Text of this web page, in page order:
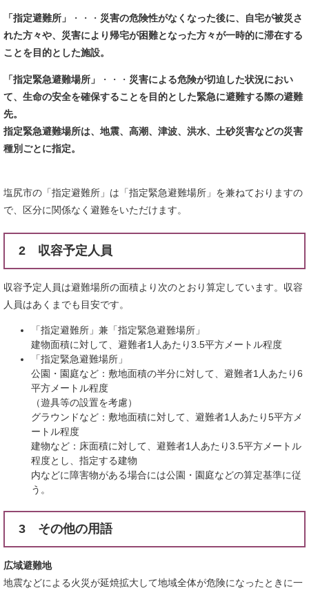
「指定避難所」 ・・・ 災害の危険性がなくなった後に、自宅が被災さ
れた方々や、災害により帰宅が困難となった方々が一時的に滞在する
ことを目的とした施設。
「指定緊急避難場所」 ・・・ 災害による危険が切迫した状況におい
て、生命の安全を確保することを目的とした緊急に避難する際の避難
先。
指定緊急避難場所は、地震、高潮、津波、洪水、土砂災害などの災害
種別ごとに指定。
塩尻市の「指定避難所」は「指定緊急避難場所」を兼ねておりますの
で、区分に関係なく避難をいただけます。
2 収容予定人員
収容予定人員は避難場所の面積より次のとおり算定しています。収容
人員はあくまでも目安です。
「指定避難所」兼「指定緊急避難場所」
建物面積に対して、避難者1人あたり3.5平方メートル程度
「指定緊急避難場所」
公園・園庭など：敷地面積の半分に対して、避難者1人あたり6
平方メートル程度
（遊具等の設置を考慮）
グラウンドなど：敷地面積に対して、避難者1人あたり5平方メ
ートル程度
建物など：床面積に対して、避難者1人あたり3.5平方メートル
程度とし、指定する建物
内などに障害物がある場合には公園・園庭などの算定基準に従
う。
3 その他の用語
広域避難地
地震などによる火災が延焼拡大して地域全体が危険になったときに一